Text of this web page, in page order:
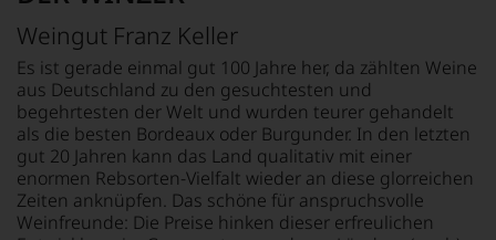
Fachpublikationen
unseren
Aussendungen
oder
in
unserem
Webshop,
um
zu
13 % Vol.
Weingut Franz Keller
Es ist gerade einmal gut 100 Jahre her, da zählten Weine
aus Deutschland zu den gesuchtesten und
begehrtesten der Welt und wurden teurer gehandelt
als die besten Bordeaux oder Burgunder. In den letzten
gut 20 Jahren kann das Land qualitativ mit einer
enormen Rebsorten-Vielfalt wieder an diese glorreichen
Zeiten anknüpfen. Das schöne für anspruchsvolle
Weinfreunde: Die Preise hinken dieser erfreulichen